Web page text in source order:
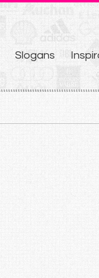
Slogans